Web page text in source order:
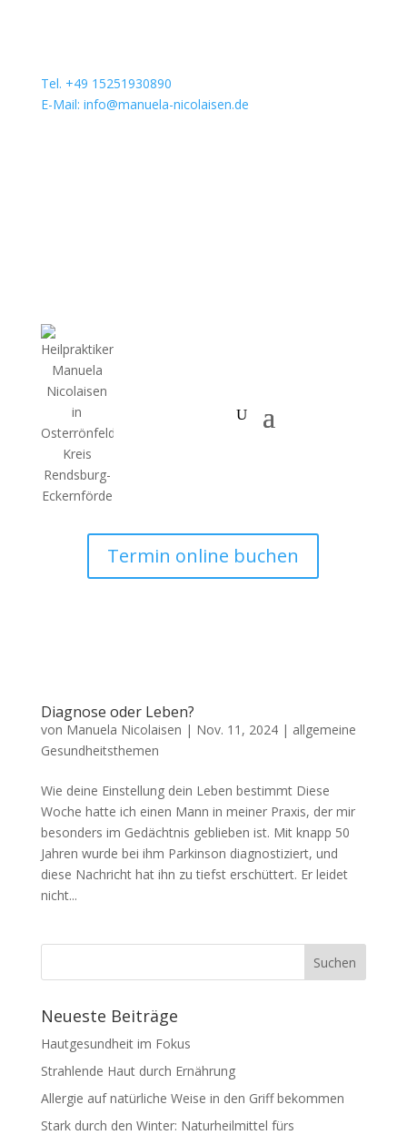
Tel. +49 15251930890
E-Mail: info@manuela-nicolaisen.de
Termin online buchen
Diagnose oder Leben?
von Manuela Nicolaisen | Nov. 11, 2024| allgemeine
Gesundheitsthemen
Wie deine Einstellung dein Leben bestimmt Diese
Woche hatte ich einen Mann in meiner Praxis, der mir
besonders im Gedächtnis geblieben ist. Mit knapp 50
Jahren wurde bei ihm Parkinson diagnostiziert, und
diese Nachricht hat ihn zu tiefst erschüttert. Er leidet
nicht...
Neueste Beiträge
Hautgesundheit im Fokus
Strahlende Haut durch Ernährung
Allergie auf natürliche Weise in den Griff bekommen
Stark durch den Winter: Naturheilmittel fürs